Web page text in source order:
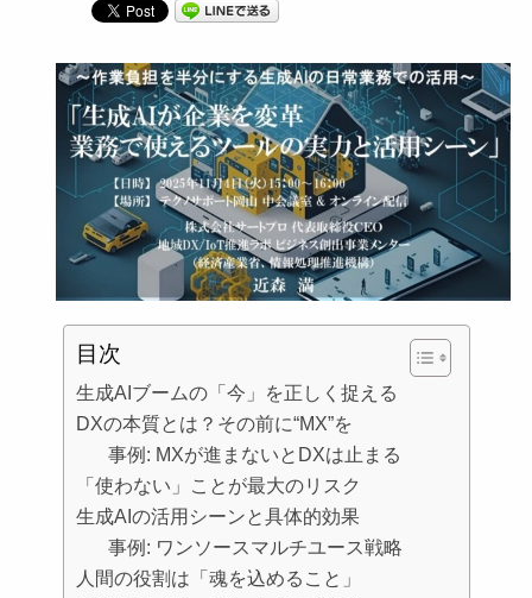
目次
生成AIブームの「今」を正しく捉える
DXの本質とは？その前に“MX”を
事例: MXが進まないとDXは止まる
「使わない」ことが最大のリスク
生成AIの活用シーンと具体的効果
事例: ワンソースマルチユース戦略
人間の役割は「魂を込めること」